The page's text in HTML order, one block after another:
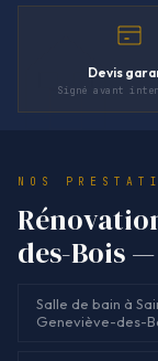
Devis
Signé avant
NOS
des-Bois
Salle de bain à
Geneviève-des-